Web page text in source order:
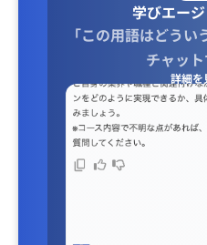
学びエー
「この用語はどう
チャッ
詳細を